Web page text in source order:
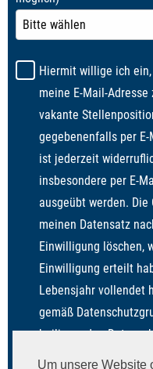
Um unsere Website
Hiermit willige ich
meine E-Mail-
vakante
gegebenenfalls per
ist jederzeit
insbesondere per E-
ausgeübt werden. Die
meinen Datensatz
Einwilligung löschen,
Einwilligung erteilt
Lebensjahr vollendet
gemäß
beiliegenden
genommen.